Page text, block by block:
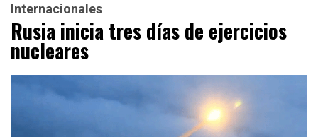
Internacionales
Rusia inicia tres días de ejercicios
nucleares